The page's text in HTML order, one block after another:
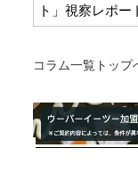
ト」視察レポ
コラム一覧トップ